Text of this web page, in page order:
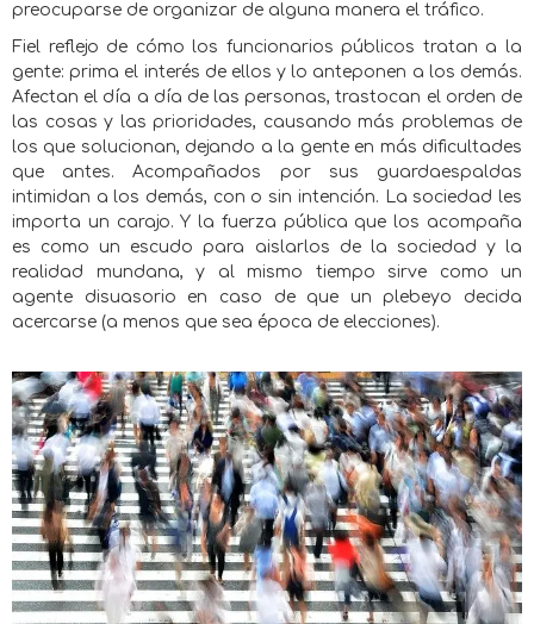
preocuparse de organizar de alguna manera el tráfico.
Fiel reflejo de cómo los funcionarios públicos tratan a la
gente: prima el interés de ellos y lo anteponen a los demás.
Afectan el día a día de las personas, trastocan el orden de
las cosas y las prioridades, causando más problemas de
los que solucionan, dejando a la gente en más dificultades
que antes. Acompañados por sus guardaespaldas
intimidan a los demás, con o sin intención. La sociedad les
importa un carajo. Y la fuerza pública que los acompaña
es como un escudo para aislarlos de la sociedad y la
realidad mundana, y al mismo tiempo sirve como un
agente disuasorio en caso de que un plebeyo decida
acercarse (a menos que sea época de elecciones).